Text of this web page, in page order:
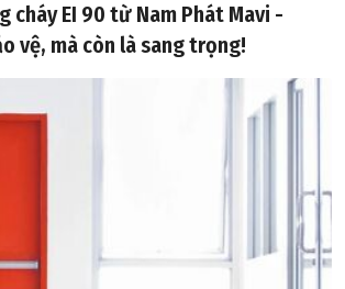
cháy EI 90 từ Nam Phát Mavi -
vệ, mà còn là sang trọng!